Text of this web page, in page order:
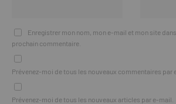
Enregistrer mon nom, mon e-mail et mon site
prochain commentaire.
Prévenez-moi de tous les nouveaux commentaires par
Prévenez-moi de tous les nouveaux articles par e-mail.